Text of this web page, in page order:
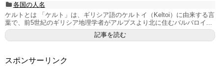
各国の人名
ケルトとは 「ケルト」は、ギリシア語のケルトイ（Keltoi）に由来する言
葉で、前5世紀のギリシア地理学者がアルプスより北に住むバルバロイ...
記事を読む
スポンサーリンク